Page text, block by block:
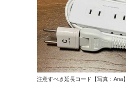
注意すべき延長コード【写真：Ana】